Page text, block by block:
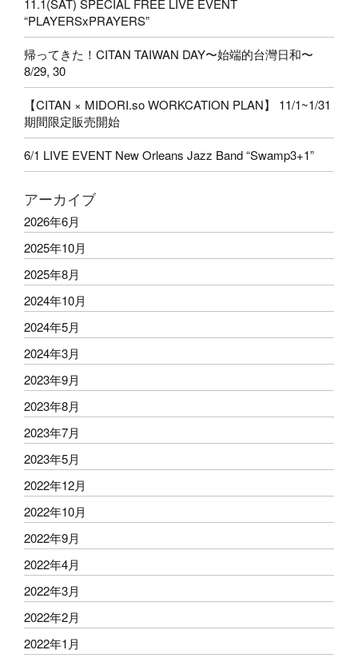
11.1(SAT) SPECIAL FREE LIVE EVENT
“PLAYERSxPRAYERS”
帰ってきた！CITAN TAIWAN DAY〜始端的台灣日和〜
8/29, 30
【CITAN × MIDORI.so WORKCATION PLAN】 11/1~1/31
期間限定販売開始
6/1 LIVE EVENT New Orleans Jazz Band “Swamp3+1”
アーカイブ
2026年6月
2025年10月
2025年8月
2024年10月
2024年5月
2024年3月
2023年9月
2023年8月
2023年7月
2023年5月
2022年12月
2022年10月
2022年9月
2022年4月
2022年3月
2022年2月
2022年1月